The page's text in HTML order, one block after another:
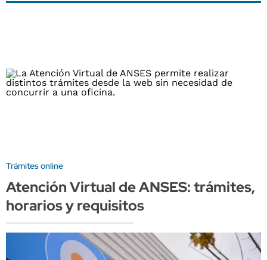
Trámites online
Atención Virtual de ANSES: trámites,
horarios y requisitos